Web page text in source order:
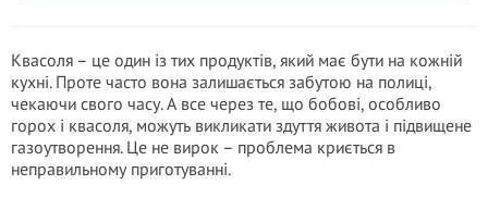
Квасоля – це один із тих продуктів, який має бути на кожній
кухні. Проте часто вона залишається забутою на полиці,
чекаючи свого часу. А все через те, що бобові, особливо
горох і квасоля, можуть викликати здуття живота і підвищене
газоутворення. Це не вирок – проблема криється в
неправильному приготуванні.